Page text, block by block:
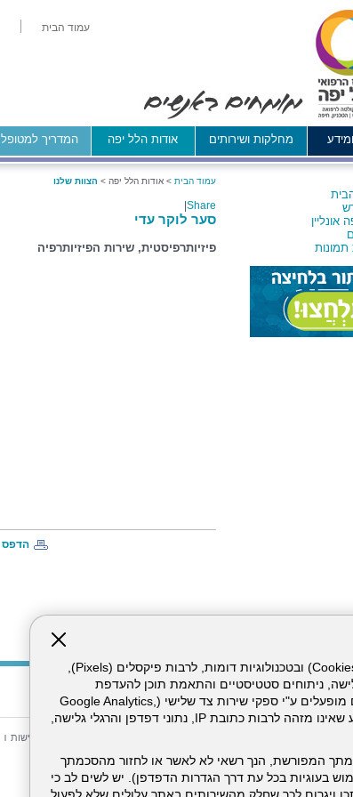
אתר זה עושה שימוש בקבצי עוגיות (Cookies) ובטכנולוגיות דומות, לרבות פיקסלים (Pixels),
ניתוחים סטטיסטיים והתאמת תוכן להעדפת
המשתמש. חלק מהעוגיות והפיקסלים מופעלים ע"י ספקי שירות צד שלישי (Google Analytics,
Meta Pixel וכו'), שעשויים לעבד מידע שאינו מזהה לרבות כתובת IP, נתוני דפדפן והרגלי גלישה,
המפורשת, הנך רשאי לא לאשר או לחזור מהסכמתך
בעוגיות בכל עת דרך הגדרות הדפדפן). יש לשים לב כי
עמוד הבית
מחלקות ושירותים אודות הלל יפה המדריך למטופל
אונליין
תמונות
עמוד הבית > אודות הלל יפה > הצוות שלנו
Share
סער לוקר עדי
פיזיותרפיסטית, שירות הפיזיותרפיה
הדפס
דרונט
דיגיטל
-
אתרי
וורדפרס,
בניית
הצהרת נגישות